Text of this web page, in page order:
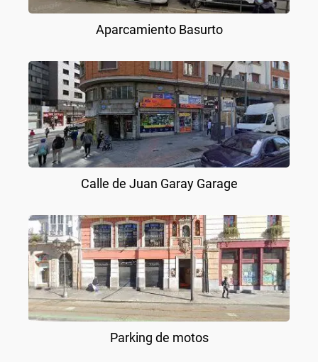
Aparcamiento Basurto
Calle de Juan Garay Garage
Parking de motos